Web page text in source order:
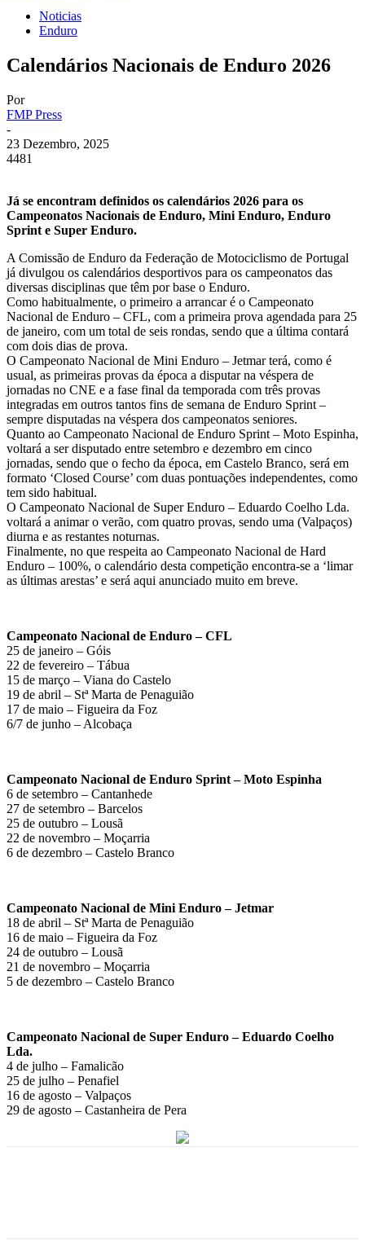
Noticias
Enduro
Calendários Nacionais de Enduro 2026
Por
FMP Press
-
23 Dezembro, 2025
4481
Já se encontram definidos os calendários 2026 para os
Campeonatos Nacionais de Enduro, Mini Enduro, Enduro
Sprint e Super Enduro.
A Comissão de Enduro da Federação de Motociclismo de Portugal
já divulgou os calendários desportivos para os campeonatos das
diversas disciplinas que têm por base o Enduro.
Como habitualmente, o primeiro a arrancar é o Campeonato
Nacional de Enduro – CFL, com a primeira prova agendada para 25
de janeiro, com um total de seis rondas, sendo que a última contará
com dois dias de prova.
O Campeonato Nacional de Mini Enduro – Jetmar terá, como é
usual, as primeiras provas da época a disputar na véspera de
jornadas no CNE e a fase final da temporada com três provas
integradas em outros tantos fins de semana de Enduro Sprint –
sempre disputadas na véspera dos campeonatos seniores.
Quanto ao Campeonato Nacional de Enduro Sprint – Moto Espinha,
voltará a ser disputado entre setembro e dezembro em cinco
jornadas, sendo que o fecho da época, em Castelo Branco, será em
formato ‘Closed Course’ com duas pontuações independentes, como
tem sido habitual.
O Campeonato Nacional de Super Enduro – Eduardo Coelho Lda.
voltará a animar o verão, com quatro provas, sendo uma (Valpaços)
diurna e as restantes noturnas.
Finalmente, no que respeita ao Campeonato Nacional de Hard
Enduro – 100%, o calendário desta competição encontra-se a ‘limar
as últimas arestas’ e será aqui anunciado muito em breve.
Campeonato Nacional de Enduro – CFL
25 de janeiro – Góis
22 de fevereiro – Tábua
15 de março – Viana do Castelo
19 de abril – Stª Marta de Penaguião
17 de maio – Figueira da Foz
6/7 de junho – Alcobaça
Campeonato Nacional de Enduro Sprint – Moto Espinha
6 de setembro – Cantanhede
27 de setembro – Barcelos
25 de outubro – Lousã
22 de novembro – Moçarria
6 de dezembro – Castelo Branco
Campeonato Nacional de Mini Enduro – Jetmar
18 de abril – Stª Marta de Penaguião
16 de maio – Figueira da Foz
24 de outubro – Lousã
21 de novembro – Moçarria
5 de dezembro – Castelo Branco
Campeonato Nacional de Super Enduro – Eduardo Coelho
Lda.
4 de julho – Famalicão
25 de julho – Penafiel
16 de agosto – Valpaços
29 de agosto – Castanheira de Pera